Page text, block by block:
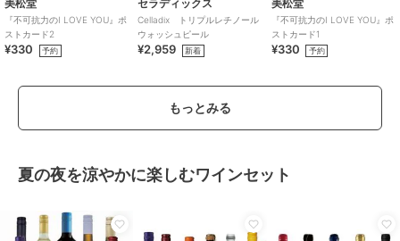
美松堂
『不可抗力のI LOVE YOU』ポ
ストカード2
¥330 予約
セラディックス
Celladix トリプルレチノール
ウォッシュピール
¥2,959 新着
美松堂
『不可抗力のI LOVE YOU』ポ
ストカード1
¥330 予約
もっとみる
夏の夜を涼やかに楽しむワインセット